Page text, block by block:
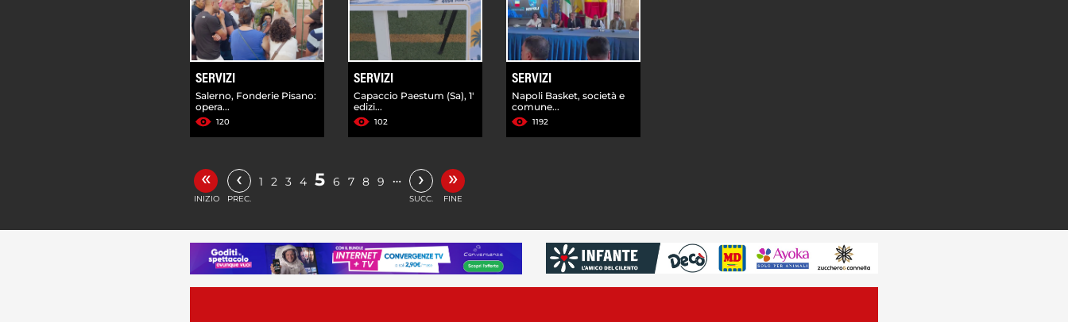
SERVIZI
Salerno, Fonderie Pisano:
opera...
120
SERVIZI
Capaccio Paestum (Sa), 1'
edizi...
102
SERVIZI
Napoli Basket, società e
comune...
1192
«
INIZIO
‹
PREC.
1 2 3 4 5 6 7 8 9 … ›
SUCC.
»
FINE